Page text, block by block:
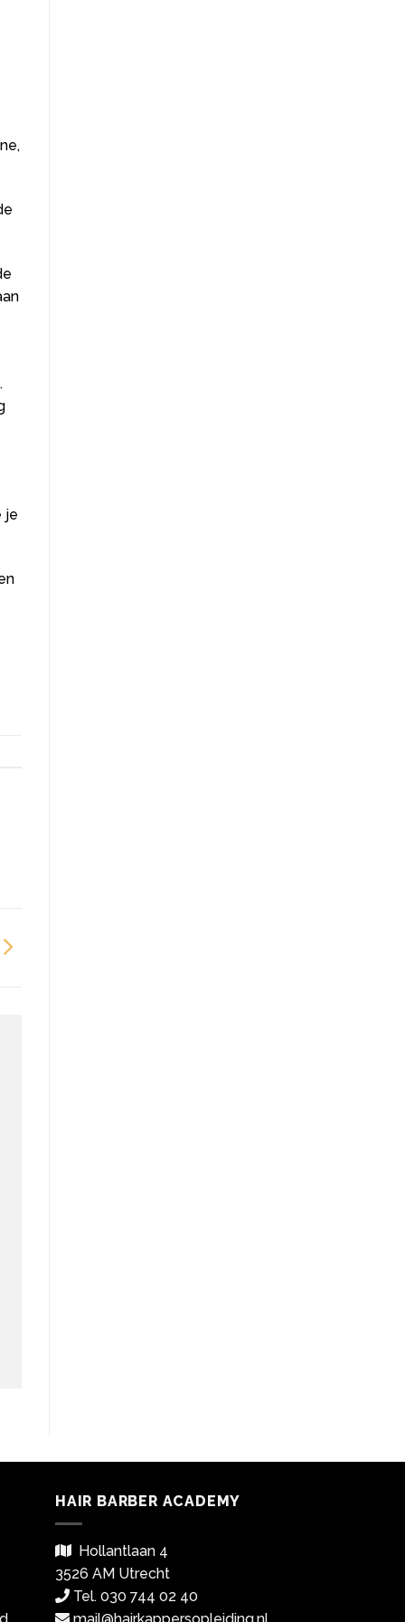
je
HAIR BARBER ACADEMY
Hollantlaan 4
3526 AM Utrecht
Tel. 030 744 02 40
mail@hairkappersopleiding.nl